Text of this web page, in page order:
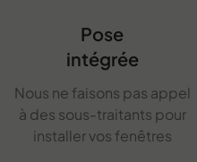
Pose
intégrée
Nous ne faisons pas appel
à des sous-traitants pour
installer vos fenêtres